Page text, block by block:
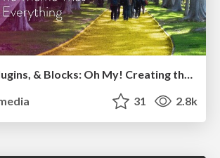
Templates, Plugins, & Blocks: Oh My! Creating the theme that thinks of everything
31 2.8k